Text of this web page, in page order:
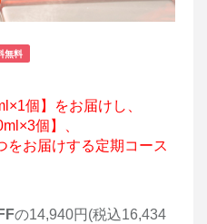
無料
個 】をお届けし、
個 】、
をお届けする定期コース
の14,940円(税込16,434